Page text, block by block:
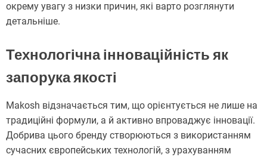
окрему увагу з низки причин, які варто розглянути
детальніше.
Технологічна інноваційність як
запорука якості
Makosh відзначається тим, що орієнтується не лише на
традиційні формули, а й активно впроваджує інновації.
Добрива цього бренду створюються з використанням
сучасних європейських технологій, з урахуванням